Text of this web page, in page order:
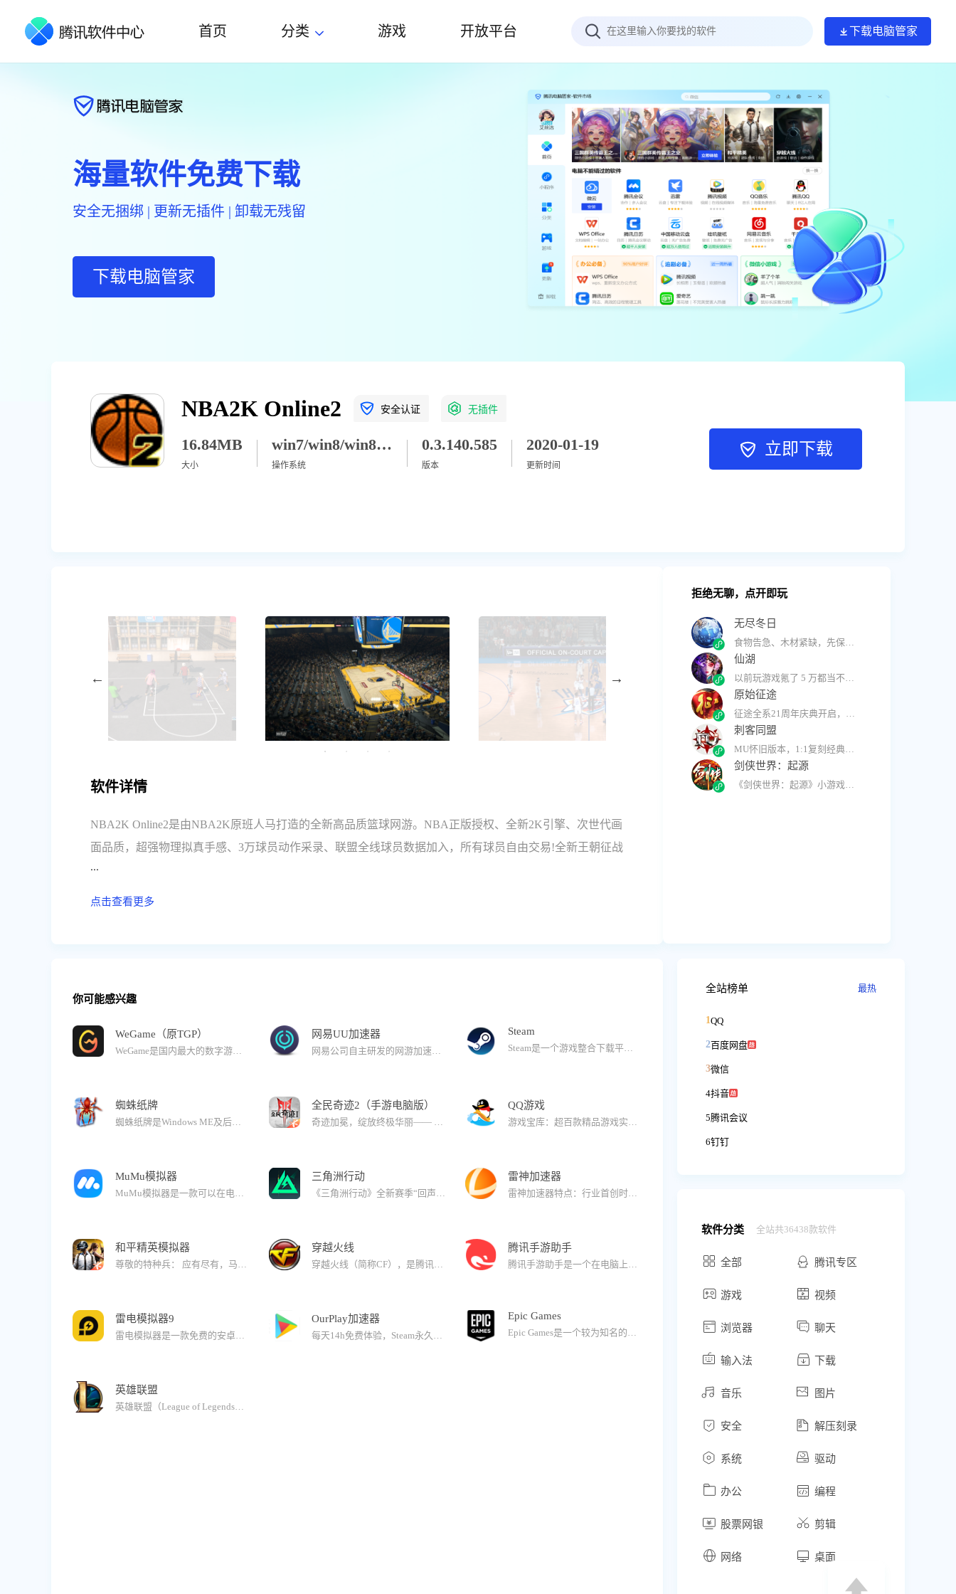
首页 分类 游戏 开放平台 下载电脑管家
海量软件免费下载
安全无捆绑 | 更新无插件 | 卸载无残留
下载电脑管家
NBA2K Online2 安全认证 无插件
16.84MB
大小
win7/win8/win8_1/win10/win11
操作系统
0.3.140.585
版本
2020-01-19
更新时间
立即下载
软件详情
NBA2K Online2是由NBA2K原班人马打造的全新高品质篮球网游。NBA正版授权、全新2K引擎、次世代画
面品质，超强物理拟真手感、3万球员动作采录、联盟全线球员数据加入，所有球员自由交易!全新王朝征战
赛模式，建立你的篮球王朝！致力打造高品质体育网游新纪元！
...
点击查看更多
拒绝无聊，点开即玩
无尽冬日
仙湖
原始征途
刺客同盟
剑侠世界：起源
你可能感兴趣
WeGame（原TGP）
WeGame是国内最大的数字游戏发行平台，集游戏购买下载、游戏社区等功能于一身，为游戏开发者提供更好的服务，为游戏玩家提供更多优质游戏内容，构筑开发者和游戏玩家之间的沟通桥梁。 WeGame2.0客户端下载-更轻更快更好玩！ 伴随WeGame品牌升级-与游戏人同行，全新2.0版本来了！性能大幅提升，界面更加清爽，主页升级“与我相关”，先锋测试焕新亮相！
网易UU加速器
网易公司自主研发的网游加速器，具有轻便、免安装、免注册、免登录等特点，采用新刀片服务器稳定加速。
Steam
Steam是一个游戏整合下载平台，由反恐精英的开发公司Valve聘请的BT发明者Bram·Cohen亲自开发设计。原先只是作为CS1.6、半条命2等Valve旗下游戏更新内容用，但现在已经发展成为全球最大的综合性游戏下载平台，来自全球各地的玩家只需几秒钟时间，即可用Visa国际信用卡或支付宝等手段，购买游戏并以飞快速度下载。
蜘蛛纸牌
蜘蛛纸牌是Windows ME及后续版本所自带的小游戏，游戏的目标是以最少的移动次数将牌面中的十叠牌以及待发的五组，共计八副牌整理移除。当所有牌被移除整理到界面的左下方，游戏获胜。
全民奇迹2（手游电脑版）
奇迹加冕，绽放终极华丽—— UE4引擎打造的次世代华丽魔幻MMO手游，全民奇迹巅峰续作《全民奇迹2》诚邀您的品鉴！穿梭在华丽魔幻大世界里，身临其境般的沉浸体验。去感受，乘风翱翔展翅冲刺，掠过水面疾行在汹涌波涛中，体验海陆空三栖的无束缚探索；去战斗，挑战神庙魔王，惊喜掉落史诗神装，成就巅峰战力；具有魔法韵味的炫目技能，让每一次战斗都变成一场视觉盛宴；去成长，享受独特铠甲美学和流光羽翼的绚丽魅影。在这里，一起解禁你的无限魔幻想象。
QQ游戏
游戏宝库：超百款精品游戏实时更新，涵盖棋牌、休闲、经营、传奇等全品类，免注册一键秒开，即点即玩。 经典重铸：欢乐斗地主/麻将等国民游戏全新升级，超高画质+创新玩法，经典与潮流双重体验。 超值回馈：每月更新游戏礼包+实物周边，福利价值超十万，边玩边领实物大奖。
MuMu模拟器
MuMu模拟器是一款可以在电脑畅玩手游与应用的软件。MuMu模拟器 5.0 版本焕新上线，覆盖多种操作系统，多端运行更自由。独家内存优化，资源占用更低，支持超高清 4K 画质，更有自由多开、智能操作等功能，全方位满足用户多样化需求！
三角洲行动
《三角洲行动》全新赛季“回声”4月16日正式上线！烽火地带全新模式&全新玩法、全面战场全新地图、全新侦察型干员等多项更新，带来超越以往的战斗体验！还有海量优化内容也将同步上线！
雷神加速器
雷神加速器特点：行业首创时长可随时暂停一次购买相当于永久使用，是千万用户的性价比首选时长六端通用只需一个雷神账号即可支持雷神 Windows 、雷神 MacOS 、NNPC 、雷神 App 、主机 、 路由器的多端加速需求， 覆盖用户全场景加速，全方位为游戏速度保驾护航千款游戏库涵盖海内外超2000+款热门游戏 大众小众游戏应有尽有超低延迟超稳定第十代自研加速引擎，又快又稳，使游戏联网对战全程保持超低延时水平全球千万用户覆盖网络加速行业领军品牌软件产品，在全球拥有超10000台服务器集群覆盖，为雷神用户实时提供顶级加速服务
和平精英模拟器
尊敬的特种兵： 应有尽有，马上吃鸡！ 为了给大家带来更好的游戏体验，我们已于1月27日更新版本 主要更新内容： 【模式适配】 一、丝路敦煌模式； 二、古墓迷途模式； 三、火山地图模式； 四、地铁逃生模式； 五、年兽大作战模式； 六、歼灭大师竞技场模式； 七、双面对决模式； 八、突变团竞模式； 九、团队竞技模式； 十、超体对抗模式。 更多新版本内容欢迎登录游戏体验！
穿越火线
穿越火线（简称CF），是腾讯倾力打造的一款以两大国际佣兵组织间作战为背景的网络枪战游戏。CF集多款单机FPS的优点于一身，广泛听取国内玩家的意见不断优化丰富游戏内容，将厚重的佣兵文化、刺激的枪战感受、丰富的游戏内容、更新的游戏模式、震撼的武器装备，融合在低配置的PC上平稳顺畅地运行，是超爽超人气的新一代枪战游戏的代表之作。【最低支持系统：XP-SP3】。
腾讯手游助手
腾讯手游助手是一个在电脑上畅玩手游的模拟器平台，用户可以通过它快速体验到最新最热的手机游戏，感受大屏显示、畅快操作的劲爽体验。腾讯手游助手本身采用了深度研发的内核技术，在兼容性和性能方面都具有很大优势，同时游戏中心的游戏数量也在飞速增长，还有海量专属礼包即将到来。即刻下载腾讯手游助手，要玩就玩最酷的。
雷电模拟器9
雷电模拟器是一款免费的安卓模拟器，能够让你在电脑上畅玩手机游戏。基于全新Android9.0内核，使模拟器具备极高兼容性，加上超高帧率模式，能够在电脑上运行高性能、高清手游。比手机更大屏的视觉享受，只要拥有键盘就可以操控游戏，更有手柄功能强势加入，让你完美体验竞技现场。还能通过模拟器的雷电游戏中心下载更多社交应用。使用模拟器的多开功能同时运行你的手游与社交，没有多部手机也可以自由玩乐。更有独家一键宏设置、虚拟化技术大全、一键定位功能。无限骚操作，尽在雷电模拟器。
OurPlay加速器
每天14h免费体验，Steam永久免费！Pro+会员限时5折！颠覆性技术突破，树立游戏加速行业新标杆！1.UDP超维抗丢包技术：实现50%以上极端丢包也能秒级归零！2.多线并发加速引擎：首次实现一键加速游戏所有区服，彻底解决频繁重连导致的体验割裂问题。3.聚合加速矩阵：基于专业级聚合加速技术，支持多款3A级网游同时加速运行，自动匹配最优线路！【更多功能亮点】1.所有国服免费加速，加速节点覆盖全球2.强力游戏辅助工具加持，中文汉化、准星工具等3.支持手游模拟器功能【热玩游戏】绝地求生、边狱巴士、Apex、GTA5、无畏契约、CSGO等！
Epic Games
Epic Games是一个较为知名的游戏下载平台，内含各类热门游戏的最新版本，并时常推出优惠券、限时免费等活动，可以让玩家在第一时间丰富自己的游戏库，体验游戏带来的爽快感觉。同时，Epic Games也推出虚幻引擎开发教程，助力每一位骨灰级玩家成为游戏的创作者，将爱好分享给更多现实中的朋友。
英雄联盟
英雄联盟（League of Legends）是由美国Riot Games开发，腾讯游戏运营的全新英雄对战网游。英雄联盟的主创团队由各著名游戏公司的核心美术、策划、程序人员组成，他们打造了游戏中风格特色各异的英雄，加入更加丰富的物品合成系统、地图玩法、天梯匹配机制，以及独创的“召唤师”技能、符文、天赋组合，让玩家感受不一样的英雄对战网游。在游戏中，玩家将扮演一位召唤者，并选择你所信任的联盟国进入这个游戏的正义领域，为了控制瓦罗然的权利而奋战。在这个联盟中只有一条规则：胜者就是一切！
全站榜单 最热
1QQ
2百度网盘
3微信
4抖音
5腾讯会议
6钉钉
软件分类 全站共36438款软件
全部 腾讯专区
游戏 视频
浏览器 聊天
输入法 下载
音乐 图片
安全 解压刻录
系统 驱动
办公 编程
股票网银 剪辑
网络 桌面